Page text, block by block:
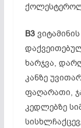
B3
ხარჯვა,
კანზე
ფაღარათი,
კედლებზე